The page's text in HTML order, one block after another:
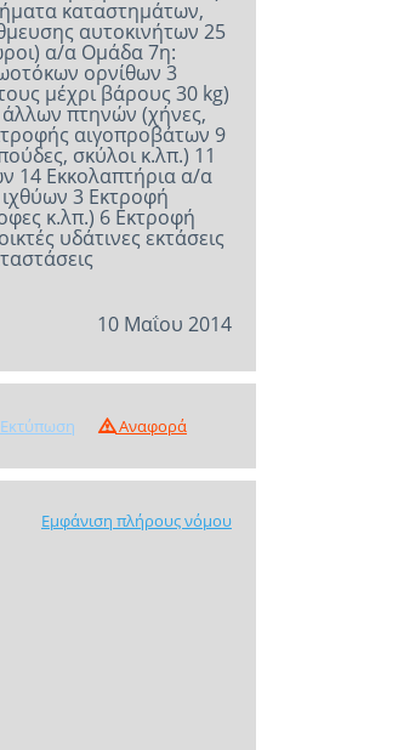
10 Μαΐου 2014
Εκτύπωση Αναφορά
Εμφάνιση πλήρους νόμου